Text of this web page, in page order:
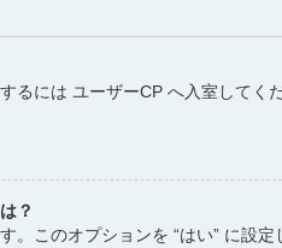
には ユーザーCP へ入室してく
？
。このオプションを “はい” に設